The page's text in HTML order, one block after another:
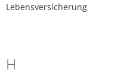
Lebensversicherung
H